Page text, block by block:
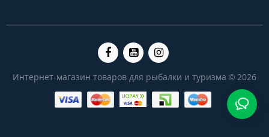
Интернет-магазин товаров для рыбалки и туризма © 2026